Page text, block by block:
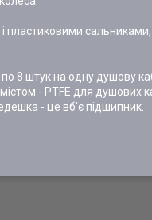
пластиковими
штук на одну душову
- PTFE для душових
- це вб'є підшипник.